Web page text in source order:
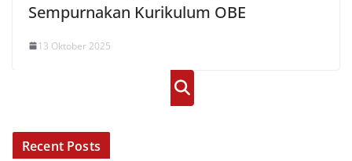
Sempurnakan Kurikulum OBE
13 Oktober 2025
Cari
Recent Posts